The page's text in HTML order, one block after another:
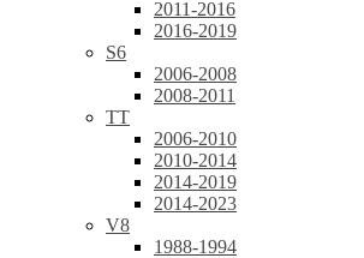
2011-2016
2016-2019
S6
2006-2008
2008-2011
TT
2006-2010
2010-2014
2014-2019
2014-2023
V8
1988-1994